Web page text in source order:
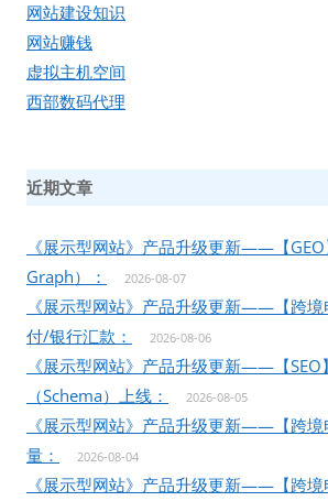
网站建设知识
网站赚钱
虚拟主机空间
西部数码代理
近期文章
《展示型网站》产品升级更新——【
Graph）：
2026-08-07
《展示型网站》产品升级更新——【跨境
付/银行汇款：
2026-08-06
《展示型网站》产品升级更新——【SEO
（Schema）上线：
2026-08-05
《展示型网站》产品升级更新——【跨境
量：
2026-08-04
《展示型网站》产品升级更新——【跨境